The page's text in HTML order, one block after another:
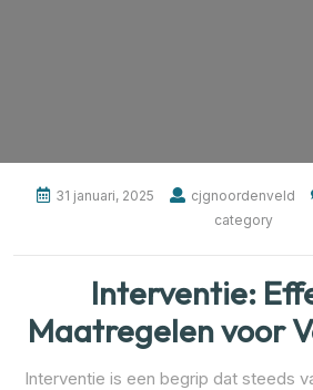
31 januari, 2025 cjgnoordenveld
category
Interventie:
Maatregelen voor
Interventie is een begrip dat steeds